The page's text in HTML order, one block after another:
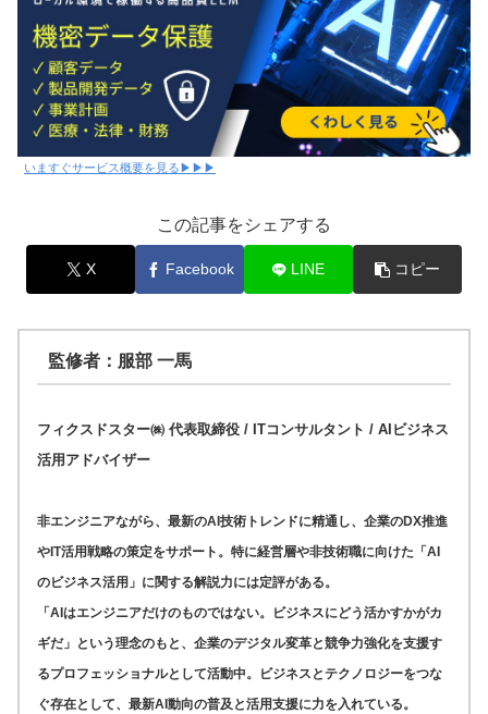
いますぐサービス概要を見る▶▶▶
この記事をシェアする
X Facebook LINE コピー
監修者：服部 一馬
フィクスドスター㈱ 代表取締役 / ITコンサルタント / AIビジネス
活用アドバイザー
非エンジニアながら、最新のAI技術トレンドに精通し、企業のDX推進
やIT活用戦略の策定をサポート。特に経営層や非技術職に向けた「AI
のビジネス活用」に関する解説力には定評がある。
「AIはエンジニアだけのものではない。ビジネスにどう活かすかがカ
ギだ」という理念のもと、企業のデジタル変革と競争力強化を支援す
るプロフェッショナルとして活動中。ビジネスとテクノロジーをつな
ぐ存在として、最新AI動向の普及と活用支援に力を入れている。